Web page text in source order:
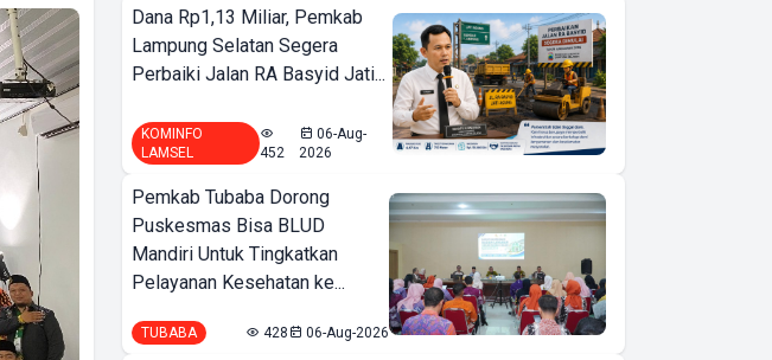
Dana Rp1,13 Miliar, Pemkab
Lampung Selatan Segera
Perbaiki Jalan RA Basyid Jati...
KOMINFO
LAMSEL
452
06-Aug-
2026
Pemkab Tubaba Dorong
Puskesmas Bisa BLUD
Mandiri Untuk Tingkatkan
Pelayanan Kesehatan ke...
TUBABA 428 06-Aug-2026